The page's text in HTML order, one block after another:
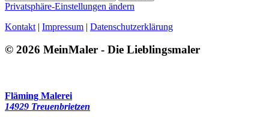
Privatsphäre-Einstellungen ändern
Kontakt | Impressum | Datenschutzerklärung
© 2026 MeinMaler - Die Lieblingsmaler
Fläming Malerei
14929 Treuenbrietzen